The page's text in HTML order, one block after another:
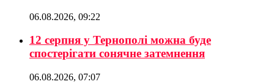
06.08.2026, 09:22
12 серпня у Тернополі можна буде
спостерігати сонячне затемнення
06.08.2026, 07:07